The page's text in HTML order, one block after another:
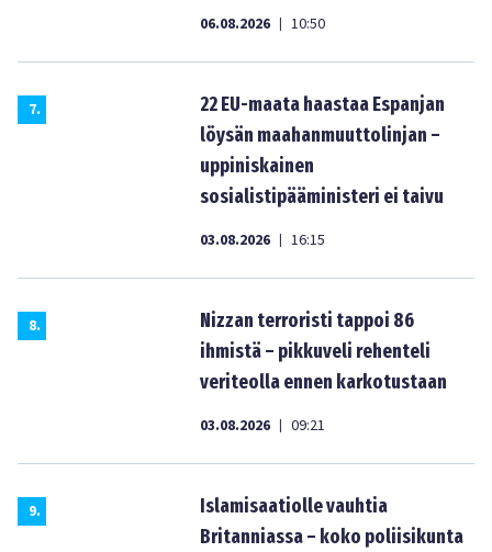
06.08.2026 | 10:50
7.
22 EU-maata haastaa Espanjan
löysän maahanmuuttolinjan –
uppiniskainen
sosialistipääministeri ei taivu
03.08.2026 | 16:15
8.
Nizzan terroristi tappoi 86
ihmistä – pikkuveli rehenteli
veriteolla ennen karkotustaan
03.08.2026 | 09:21
9.
Islamisaatiolle vauhtia
Britanniassa – koko poliisikunta